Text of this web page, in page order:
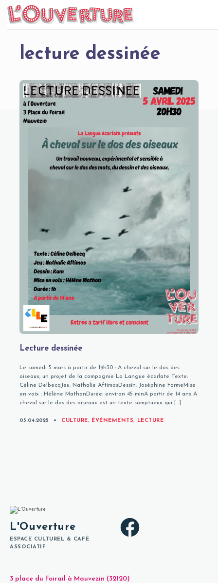
Skip
lecture dessinée
Lecture dessinée
Le samedi 5 mars à partir de 19h30 : A cheval sur le dos des
oiseaux, un projet de la compagnie La Langue écarlate Texte:
Céline DelbecqJeu: Nathalie AftimosDessin: Joséphine FormeMise
en voix : Hélène MathonDurée: environ 45 minA partir de 14 ans A
cheval sur le dos des oiseaux est un texte somptueux qui […]
05.04.2025 CATEGORIES
CULTURE, ÉVÉNEMENTS, LECTURE
L'Ouverture
ESPACE CULTUREL & CAFÉ
ASSOCIATIF
3 place du Foirail à Mauvezin (32120)